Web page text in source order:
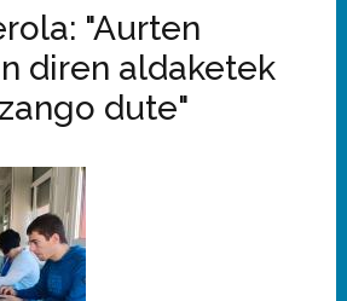
"Aurten
diren aldaketek
dute"